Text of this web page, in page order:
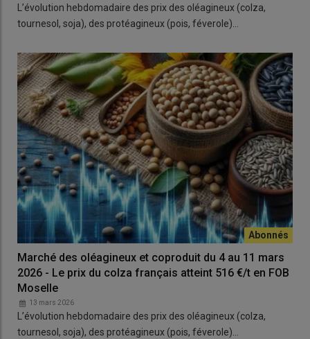
L’évolution hebdomadaire des prix des oléagineux (colza,
tournesol, soja), des protéagineux (pois, féverole)…
Marché des oléagineux et coproduit du 4 au 11 mars
2026 - Le prix du colza français atteint 516 €/t en FOB
Moselle
13 mars 2026
L’évolution hebdomadaire des prix des oléagineux (colza,
tournesol, soja), des protéagineux (pois, féverole)…